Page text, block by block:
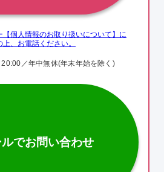
【個人情報のお取り扱いについて】に
上、お電話ください。
／年中無休(年末年始を除く)
ルでお問い合わせ